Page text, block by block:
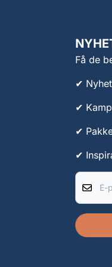
Få de
✔
✔
✔
✔
E-post